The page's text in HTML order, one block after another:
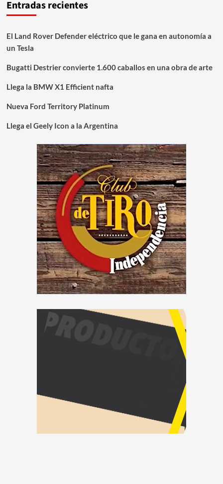
Entradas recientes
El Land Rover Defender eléctrico que le gana en autonomía a
un Tesla
Bugatti Destrier convierte 1.600 caballos en una obra de arte
Llega la BMW X1 Efficient nafta
Nueva Ford Territory Platinum
Llega el Geely Icon a la Argentina